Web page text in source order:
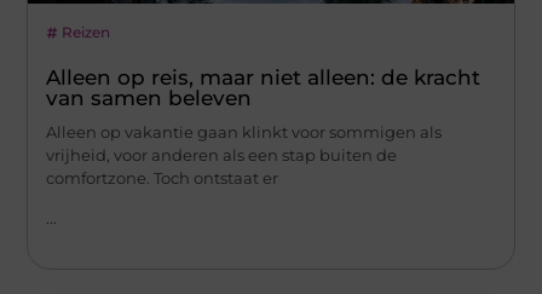
Reizen
Alleen op reis, maar niet alleen: de kracht
van samen beleven
Alleen op vakantie gaan klinkt voor sommigen als
vrijheid, voor anderen als een stap buiten de
comfortzone. Toch ontstaat er
...